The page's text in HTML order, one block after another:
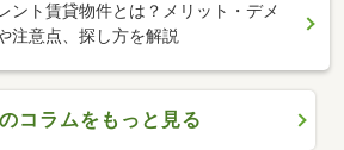
ント賃貸物件とは？メリット・デメ
注意点、探し方を解説
コラムをもっと見る